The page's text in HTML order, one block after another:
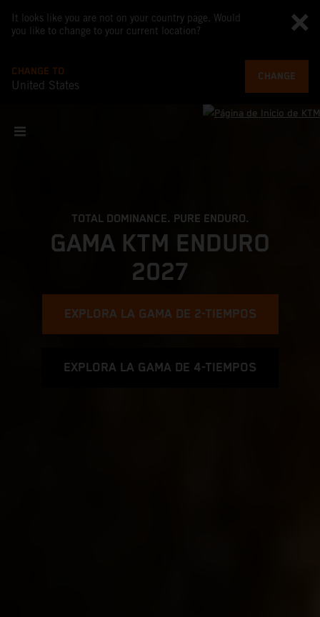
It looks like you are not on your country page. Would
you like to change to your current location?
CHANGE TO
United States
CHANGE
TOTAL DOMINANCE. PURE ENDURO.
GAMA KTM ENDURO
2027
EXPLORA LA GAMA DE 2-TIEMPOS
EXPLORA LA GAMA DE 4-TIEMPOS